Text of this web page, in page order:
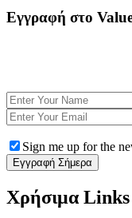
Εγγραφή στο
Sign me up for the
Χρήσιμα Links